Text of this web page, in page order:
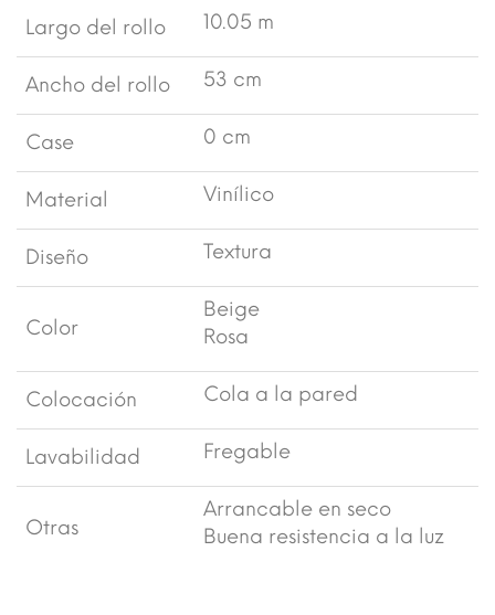
Largo del rollo 10.05 m
Ancho del rollo 53 cm
Case 0 cm
Material Vinílico
Diseño Textura
Color
Beige
Rosa
Colocación Cola a la pared
Lavabilidad Fregable
Otras
Arrancable en seco
Buena resistencia a la luz